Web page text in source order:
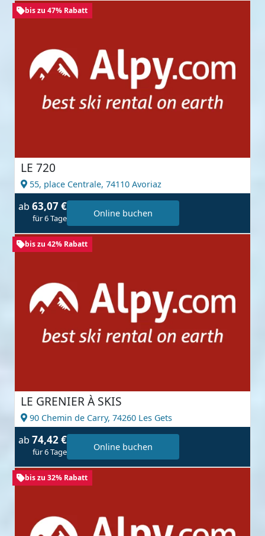
bis zu 47% Rabatt
LE 720
55, place Centrale, 74110 Avoriaz
ab 63,07 €
für 6 Tage Online buchen
bis zu 42% Rabatt
LE GRENIER À SKIS
90 Chemin de Carry, 74260 Les Gets
ab 74,42 €
für 6 Tage Online buchen
bis zu 32% Rabatt